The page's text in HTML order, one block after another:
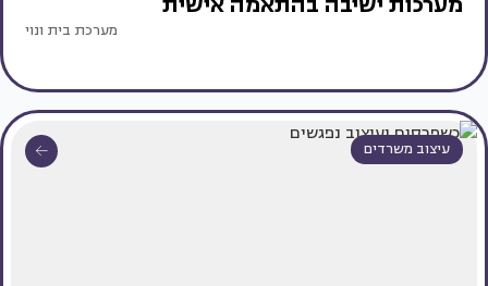
מערכת בית ונוי
עיצוב משרדים